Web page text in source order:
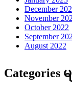
December
November
October 2022
September
August 2022